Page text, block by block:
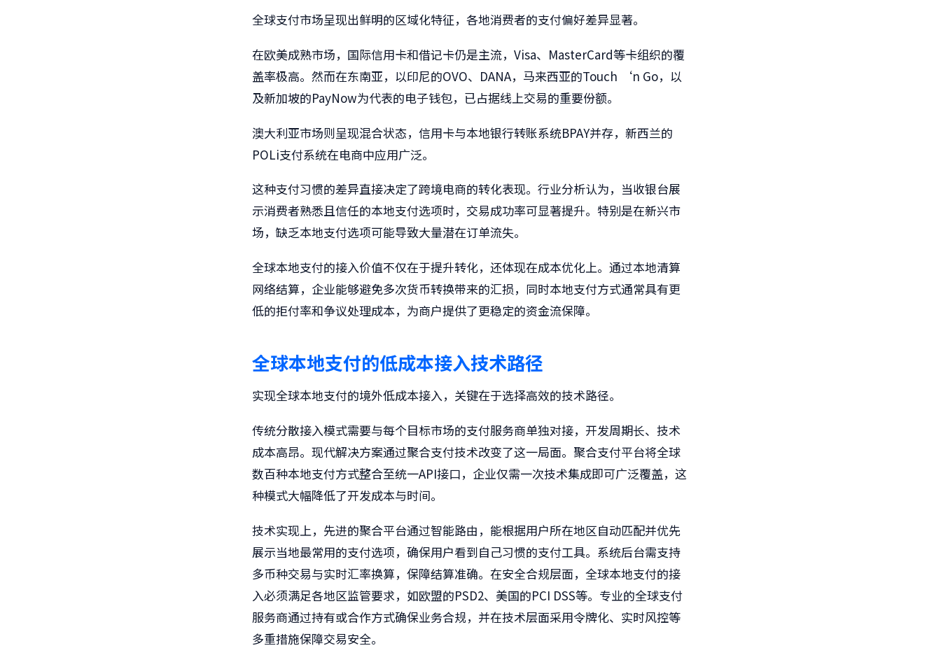
全球支付市场呈现出鲜明的区域化特征，各地消费者的支付偏好差异显著。
在欧美成熟市场，国际信用卡和借记卡仍是主流，Visa、MasterCard等卡组织的覆
盖率极高。然而在东南亚，以印尼的OVO、DANA，马来西亚的Touch ‘n Go，以
及新加坡的PayNow为代表的电子钱包，已占据线上交易的重要份额。
澳大利亚市场则呈现混合状态，信用卡与本地银行转账系统BPAY并存，新西兰的
POLi支付系统在电商中应用广泛。
这种支付习惯的差异直接决定了跨境电商的转化表现。行业分析认为，当收银台展
示消费者熟悉且信任的本地支付选项时，交易成功率可显著提升。特别是在新兴市
场，缺乏本地支付选项可能导致大量潜在订单流失。
全球本地支付的接入价值不仅在于提升转化，还体现在成本优化上。通过本地清算
网络结算，企业能够避免多次货币转换带来的汇损，同时本地支付方式通常具有更
低的拒付率和争议处理成本，为商户提供了更稳定的资金流保障。
全球本地支付的低成本接入技术路径
实现全球本地支付的境外低成本接入，关键在于选择高效的技术路径。
传统分散接入模式需要与每个目标市场的支付服务商单独对接，开发周期长、技术
成本高昂。现代解决方案通过聚合支付技术改变了这一局面。聚合支付平台将全球
数百种本地支付方式整合至统一API接口，企业仅需一次技术集成即可广泛覆盖，这
种模式大幅降低了开发成本与时间。
技术实现上，先进的聚合平台通过智能路由，能根据用户所在地区自动匹配并优先
展示当地最常用的支付选项，确保用户看到自己习惯的支付工具。系统后台需支持
多币种交易与实时汇率换算，保障结算准确。在安全合规层面，全球本地支付的接
入必须满足各地区监管要求，如欧盟的PSD2、美国的PCI DSS等。专业的全球支付
服务商通过持有或合作方式确保业务合规，并在技术层面采用令牌化、实时风控等
多重措施保障交易安全。